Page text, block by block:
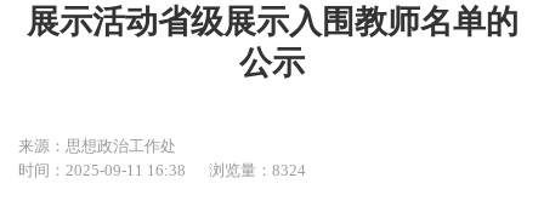
展示活动省级展示入围教师名单的
公示
来源：思想政治工作处
时间：2025-09-11 16:38
浏览量：8324